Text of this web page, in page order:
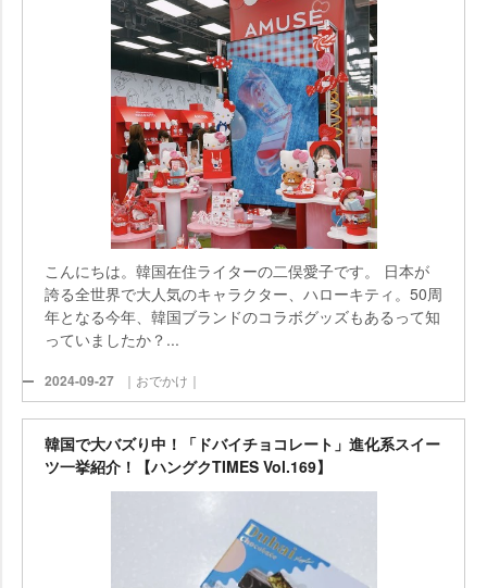
こんにちは。韓国在住ライターの二俣愛子です。 日本が
誇る全世界で大人気のキャラクター、ハローキティ。50周
年となる今年、韓国ブランドのコラボグッズもあるって知
っていましたか？...
2024-09-27 ｜おでかけ｜
韓国で大バズり中！「ドバイチョコレート」進化系スイー
ツ一挙紹介！【ハングクTIMES Vol.169】